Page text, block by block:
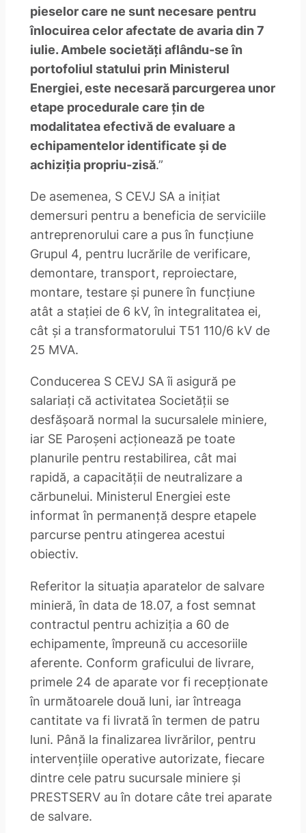
pieselor care ne sunt necesare pentru
înlocuirea celor afectate de avaria din 7
iulie. Ambele societăți aflându-se în
portofoliul statului prin Ministerul
Energiei, este necesară parcurgerea unor
etape procedurale care țin de
modalitatea efectivă de evaluare a
echipamentelor identificate și de
achiziția propriu-zisă.”
De asemenea, S CEVJ SA a inițiat
demersuri pentru a beneficia de serviciile
antreprenorului care a pus în funcțiune
Grupul 4, pentru lucrările de verificare,
demontare, transport, reproiectare,
montare, testare și punere în funcțiune
atât a stației de 6 kV, în integralitatea ei,
cât și a transformatorului T51 110/6 kV de
25 MVA.
Conducerea S CEVJ SA îi asigură pe
salariați că activitatea Societății se
desfășoară normal la sucursalele miniere,
iar SE Paroșeni acționează pe toate
planurile pentru restabilirea, cât mai
rapidă, a capacității de neutralizare a
cărbunelui. Ministerul Energiei este
informat în permanență despre etapele
parcurse pentru atingerea acestui
obiectiv.
Referitor la situația aparatelor de salvare
minieră, în data de 18.07, a fost semnat
contractul pentru achiziția a 60 de
echipamente, împreună cu accesoriile
aferente. Conform graficului de livrare,
primele 24 de aparate vor fi recepționate
în următoarele două luni, iar întreaga
cantitate va fi livrată în termen de patru
luni. Până la finalizarea livrărilor, pentru
intervențiile operative autorizate, fiecare
dintre cele patru sucursale miniere și
PRESTSERV au în dotare câte trei aparate
de salvare.